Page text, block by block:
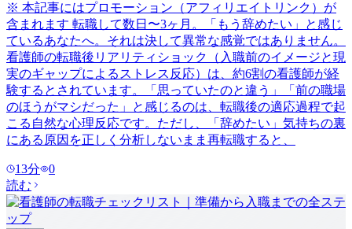
※ 本記事にはプロモーション（アフィリエイトリンク）が
含まれます 転職して数日〜3ヶ月。「もう辞めたい」と感じ
ているあなたへ。それは決して異常な感覚ではありません。
看護師の転職後リアリティショック（入職前のイメージと現
実のギャップによるストレス反応）は、約6割の看護師が経
験するとされています。「思っていたのと違う」「前の職場
のほうがマシだった」と感じるのは、転職後の適応過程で起
こる自然な心理反応です。ただし、「辞めたい」気持ちの裏
にある原因を正しく分析しないまま再転職すると、
13分
0
読む